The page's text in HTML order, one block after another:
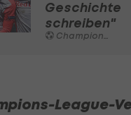
Geschichte
schreiben"
Champions League
League-